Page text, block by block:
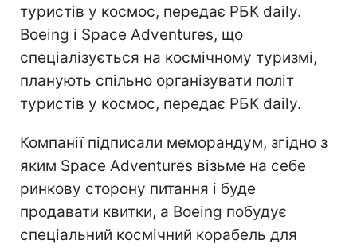
туристів у космос, передає РБК daily.
Boeing і Space Adventures, що
спеціалізується на космічному туризмі,
планують спільно організувати політ
туристів у космос, передає РБК daily.
Компанії підписали меморандум, згідно з
яким Space Adventures візьме на себе
ринкову сторону питання і буде
продавати квитки, а Boeing побудує
спеціальний космічний корабель для